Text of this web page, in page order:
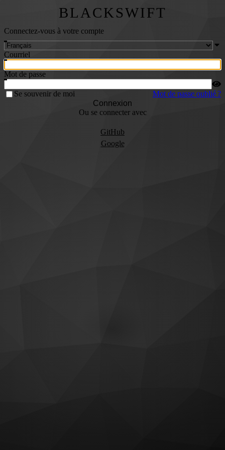
BLACKSWIFT
Connectez-vous à votre compte
Courriel
Mot de passe
Se souvenir de moi
Mot de passe oublié ?
Connexion
Ou se connecter avec
GitHub
Google